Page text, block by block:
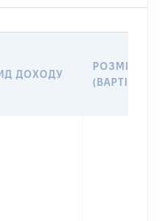
ДОХОДУ
РОЗМІР
(ВАРТІСТЬ)